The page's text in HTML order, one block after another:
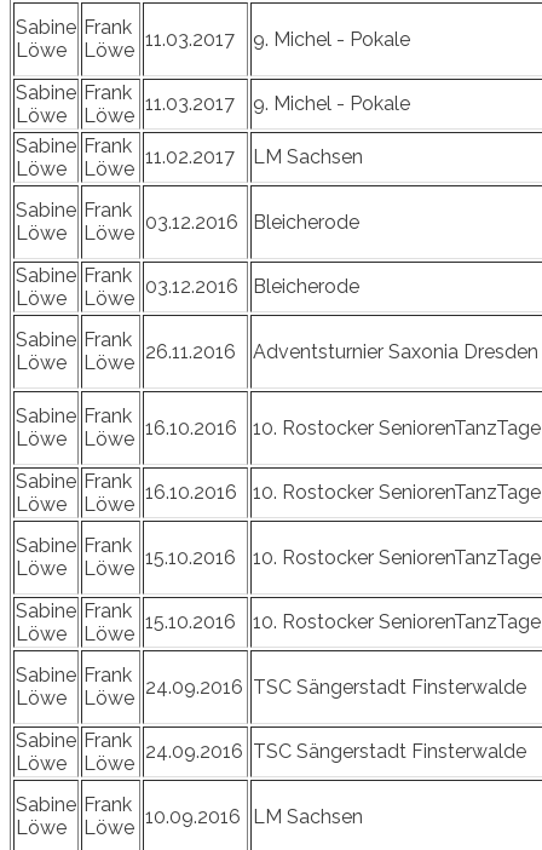
Sabine
Löwe
Frank
Löwe 11.03.2017 9. Michel - Pokale
Sabine
Löwe
Frank
Löwe
11.03.2017
9. Michel - Pokale
Sabine
Löwe
Frank
Löwe
11.02.2017 LM Sachsen
Sabine
Löwe
Frank
Löwe 03.12.2016 Bleicherode
Sabine
Löwe
Frank
Löwe
03.12.2016 Bleicherode
Sabine
Löwe
Frank
Löwe 26.11.2016 Adventsturnier Saxonia Dresden
Sabine
Löwe
Frank
Löwe 16.10.2016 10. Rostocker SeniorenTanzTage
Sabine
Löwe
Frank
Löwe
16.10.2016 10. Rostocker SeniorenTanzTage
Sabine
Löwe
Frank
Löwe 15.10.2016 10. Rostocker SeniorenTanzTage
Sabine
Löwe
Frank
Löwe
15.10.2016 10. Rostocker SeniorenTanzTage
Sabine
Löwe
Frank
Löwe 24.09.2016 TSC Sängerstadt Finsterwalde
Sabine
Löwe
Frank
Löwe
24.09.2016 TSC Sängerstadt Finsterwalde
Sabine
Löwe
Frank
Löwe 10.09.2016 LM Sachsen